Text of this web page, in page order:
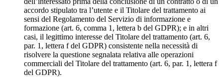
accordo stipulato tra l’utente e il Titolare del trattamento ai
sensi del Regolamento del Servizio di informazione e
formazione (art. 6, comma 1, lettera b del GDPR); e in altri
casi, il legittimo interesse del Titolare del trattamento (art. 6,
par. 1, lettera f del GDPR) consistente nella necessità di
risolvere la questione segnalata relativa alle operazioni
commerciali del Titolare del trattamento (art. 6, par. 1, lettera f
del GDPR).